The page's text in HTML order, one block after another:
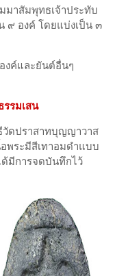
มาสัมพุทธเจ้าประทับ
๙ องค์ โดยแบ่งเป็น ๓
งค์และยันต์อื่นๆ
รมเสน
ปราสาทบุญญาวาส
พระมีสีเทาอมดำแบบ
ด้มีการจดบันทึกไว้